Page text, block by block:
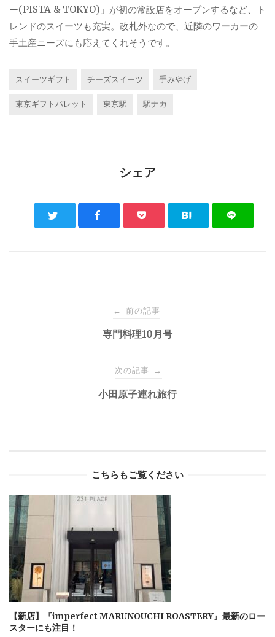
ー(PISTA & TOKYO)」が初の常設店をオープンするなど、ト
レンドのスイーツも充実。改札外なので、近隣のワーカーの
手土産ニーズにも応えてくれそうです。
スイーツギフト チーズスイーツ 手みやげ
東京ギフトパレット 東京駅 駅ナカ
シェア
navigation
← 前の記事
専門料理10月号
次の記事 →
小田原子連れ旅行
こちらもご覧ください
【新店】『imperfect MARUNOUCHI ROASTERY』最新のロー
スターにも注目！